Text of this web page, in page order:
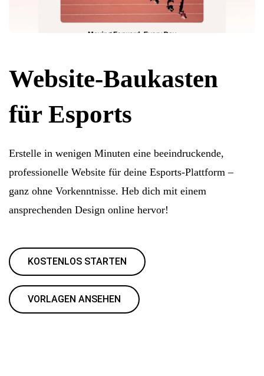
Website-Baukasten
für Esports
Erstelle in wenigen Minuten eine beeindruckende,
professionelle Website für deine Esports-Plattform –
ganz ohne Vorkenntnisse. Heb dich mit einem
ansprechenden Design online hervor!
KOSTENLOS STARTEN
VORLAGEN ANSEHEN